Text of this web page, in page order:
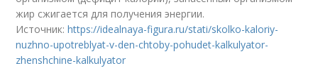
жир сжигается для получения энергии.
Источник:https://idealnaya-figura.ru/stati/skolko-kaloriy-
nuzhno-upotreblyat-v-den-chtoby-pohudet-kalkulyator-
zhenshchine-kalkulyator